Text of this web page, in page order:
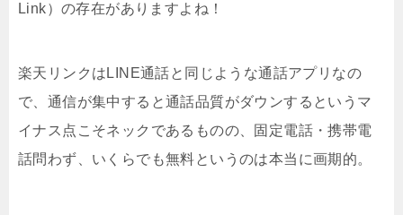
Link）の存在がありますよね！
楽天リンクはLINE通話と同じような通話アプリなの
で、通信が集中すると通話品質がダウンするというマ
イナス点こそネックであるものの、固定電話・携帯電
話問わず、いくらでも無料というのは本当に画期的。